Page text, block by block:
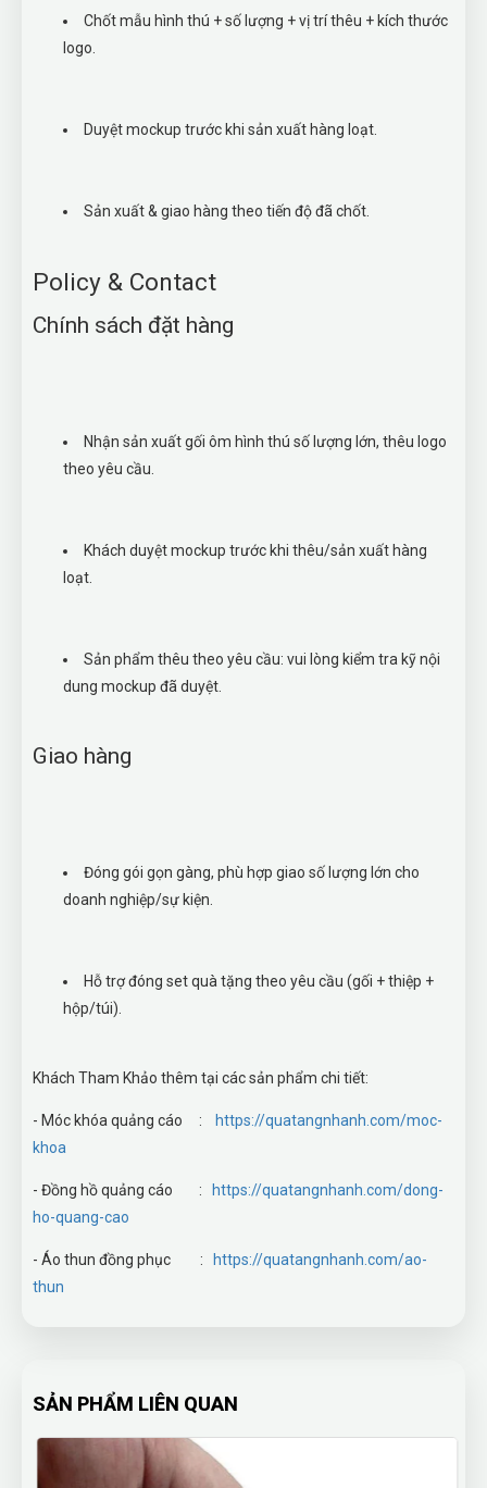
Chốt mẫu hình thú + số lượng + vị trí thêu + kích thước
logo.
Duyệt mockup trước khi sản xuất hàng loạt.
Sản xuất & giao hàng theo tiến độ đã chốt.
Policy & Contact
Chính sách đặt hàng
Nhận sản xuất gối ôm hình thú số lượng lớn, thêu logo
theo yêu cầu.
Khách duyệt mockup trước khi thêu/sản xuất hàng
loạt.
Sản phẩm thêu theo yêu cầu: vui lòng kiểm tra kỹ nội
dung mockup đã duyệt.
Giao hàng
Đóng gói gọn gàng, phù hợp giao số lượng lớn cho
doanh nghiệp/sự kiện.
Hỗ trợ đóng set quà tặng theo yêu cầu (gối + thiệp +
hộp/túi).
Khách Tham Khảo thêm tại các sản phẩm chi tiết:
- Móc khóa quảng cáo :
https://quatangnhanh.com/moc-
khoa
- Đồng hồ quảng cáo :
https://quatangnhanh.com/dong-
ho-quang-cao
- Áo thun đồng phục :
https://quatangnhanh.com/ao-
thun
SẢN PHẨM LIÊN QUAN